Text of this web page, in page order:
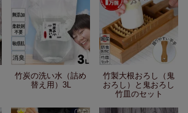
竹炭の洗い水（詰め
替え用）3L
竹製大根おろし（鬼
おろし）と鬼おろし
竹皿のセット